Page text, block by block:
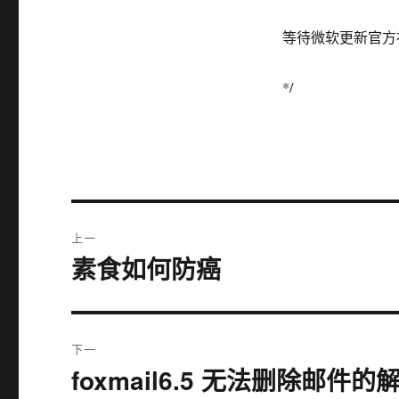
等待微软更新官方
*/
章
上一
上
文
章：
素食如何防癌
下一
下
foxmail6.5 无法删除邮件的